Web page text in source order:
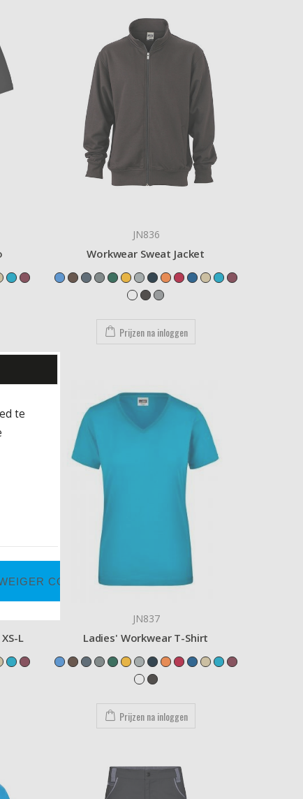
JN836
Workwear Sweat Jacket
Prijzen na inloggen
L
JN837
Ladies' Workwear T-Shirt
Prijzen na inloggen
te
COOKIES